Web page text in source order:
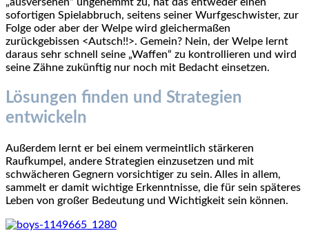
sofortigen Spielabbruch, seitens seiner Wurfgeschwister, zur
Folge oder aber der Welpe wird gleichermaßen
zurückgebissen <Autsch!!>. Gemein? Nein, der Welpe lernt
daraus sehr schnell seine „Waffen“ zu kontrollieren und wird
seine Zähne zukünftig nur noch mit Bedacht einsetzen.
Lösungen finden und Strategien
entwickeln
Außerdem lernt er bei einem vermeintlich stärkeren
Raufkumpel, andere Strategien einzusetzen und mit
schwächeren Gegnern vorsichtiger zu sein. Alles in allem,
sammelt er damit wichtige Erkenntnisse, die für sein späteres
Leben von großer Bedeutung und Wichtigkeit sein können.